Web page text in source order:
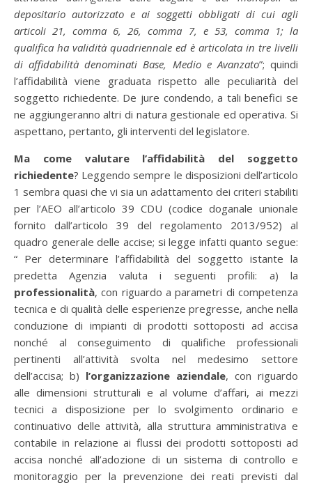
depositario autorizzato e ai soggetti obbligati di cui agli
articoli 21, comma 6, 26, comma 7, e 53, comma 1; la
qualifica ha validità quadriennale ed è articolata in tre livelli
di affidabilità denominati Base, Medio e Avanzato”; quindi
l’affidabilità viene graduata rispetto alle peculiarità del
soggetto richiedente. De jure condendo, a tali benefici se
ne aggiungeranno altri di natura gestionale ed operativa. Si
aspettano, pertanto, gli interventi del legislatore.
Ma come valutare l’affidabilità del soggetto
richiedente? Leggendo sempre le disposizioni dell’articolo
1 sembra quasi che vi sia un adattamento dei criteri stabiliti
per l’AEO all’articolo 39 CDU (codice doganale unionale
fornito dall’articolo 39 del regolamento 2013/952) al
quadro generale delle accise; si legge infatti quanto segue:
“ Per determinare l’affidabilità del soggetto istante la
predetta Agenzia valuta i seguenti profili: a) la
professionalità, con riguardo a parametri di competenza
tecnica e di qualità delle esperienze pregresse, anche nella
conduzione di impianti di prodotti sottoposti ad accisa
nonché al conseguimento di qualifiche professionali
pertinenti all’attività svolta nel medesimo settore
dell’accisa; b) l’organizzazione aziendale, con riguardo
alle dimensioni strutturali e al volume d’affari, ai mezzi
tecnici a disposizione per lo svolgimento ordinario e
continuativo delle attività, alla struttura amministrativa e
contabile in relazione ai flussi dei prodotti sottoposti ad
accisa nonché all’adozione di un sistema di controllo e
monitoraggio per la prevenzione dei reati previsti dal